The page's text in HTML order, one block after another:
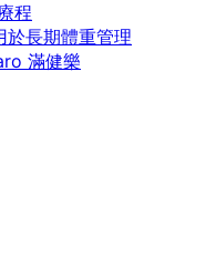
程
長期體重管理
滿健樂